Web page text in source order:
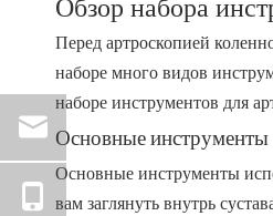
Обзор набора
Перед артроскопией
наборе много видов
наборе инструментов для
Основные инструменты
Основные инструменты
вам заглянуть внутрь